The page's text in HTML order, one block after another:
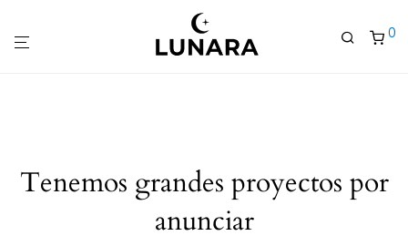
0
Tenemos grandes proyectos por
anunciar